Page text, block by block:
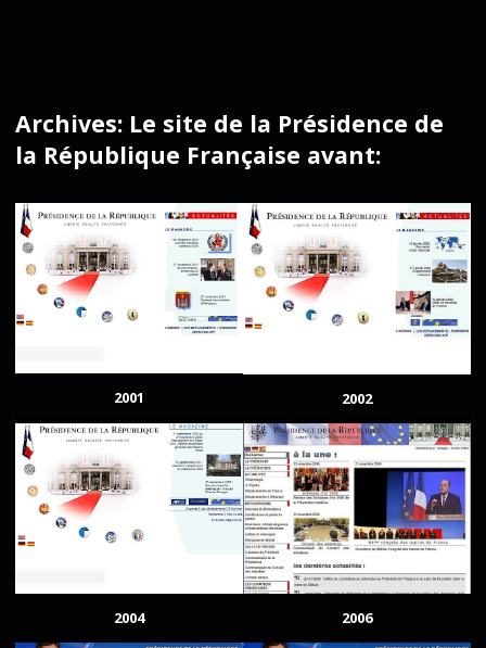
Archives: Le site de la Présidence de
la République Française avant:
2001 2002
2004 2006